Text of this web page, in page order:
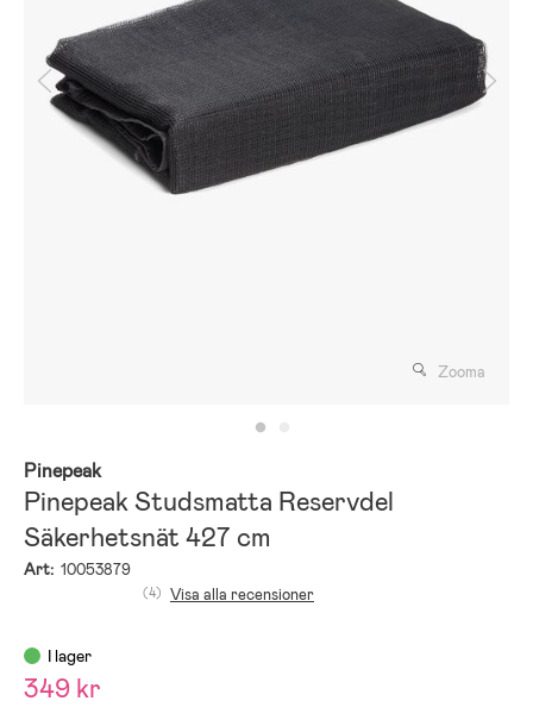
Zooma
Pinepeak
Pinepeak Studsmatta Reservdel
Säkerhetsnät 427 cm
Art: 10053879
(4) Visa alla recensioner
I lager
349 kr